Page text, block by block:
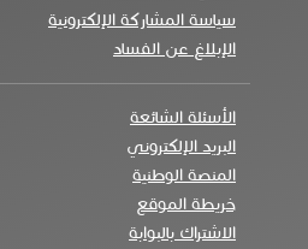
سياسة المشاركة الإلكترونية
الإبلاغ عن الفساد
الأسئلة الشائعة
البريد الإلكتروني
المنصة الوطنية
خريطة الموقع
الاشتراك بالبوابة